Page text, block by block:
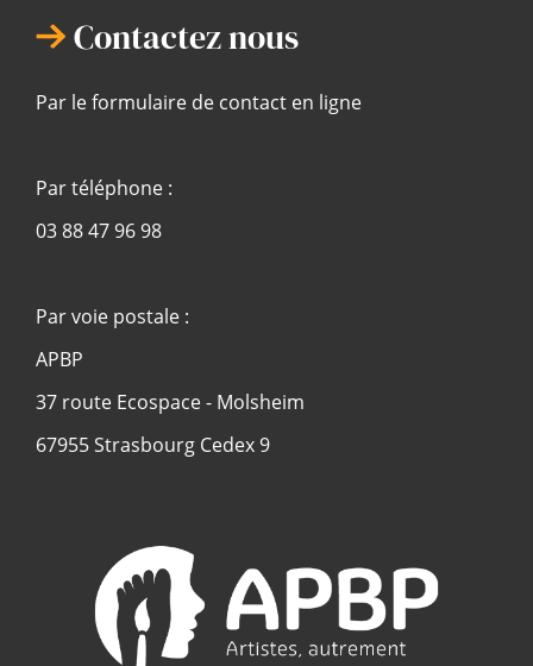
Contactez nous
Par le formulaire de contact en ligne
Par téléphone :
03 88 47 96 98
Par voie postale :
APBP
37 route Ecospace - Molsheim
67955 Strasbourg Cedex 9